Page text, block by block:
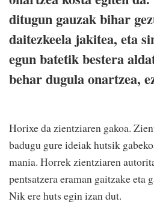
ditugun gauzak bihar
daitezkeela jakitea, eta
egun batetik bestera
behar dugula onartzea,
Horixe da zientziaren gakoa.
badugu gure ideiak hutsik
mania. Horrek zientziaren
pentsatzera eraman gaitzake eta
Nik ere huts egin izan dut.